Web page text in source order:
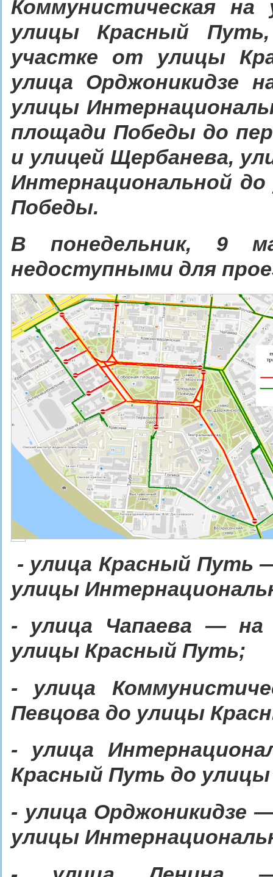
Коммунистическая
улицы Красный
участке от улицы
улица Орджоникидзе
улицы
площади Победы до
и улицей Щербанева,
Интернациональной
Победы.
В понедельник, 9
недоступными для
- улица Красный Путь
улицы
- улица Чапаева —
улицы Красный Путь;
- улица
Певцова до улицы
- улица
Красный Путь до улицы
- улица Орджоникидзе
улицы